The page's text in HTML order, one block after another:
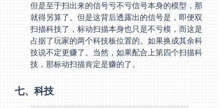
但是至于扫出来的信号亏不亏信号本身的模型，那
就得另算了。但是这背后透露出的信号是，即便双
扫描科技了，标动扫描本身也只是不亏模，而这是
占据了玩家的两个科技板位置的。如果换成其余科
技说不定更赚了。当然，如果配合上第四个扫描科
技，那标动扫描肯定是赚的了。
七、科技